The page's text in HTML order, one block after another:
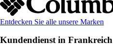
Entdecken Sie alle unsere Marken
Kundendienst in Frankreich